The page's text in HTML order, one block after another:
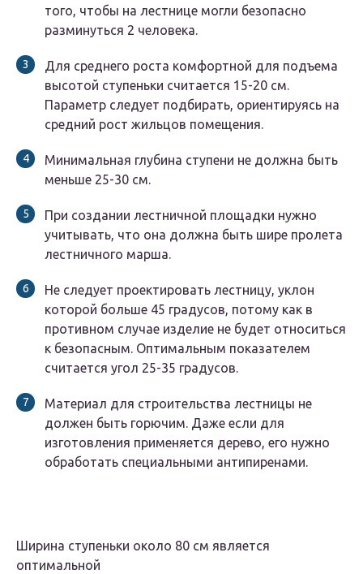
того, чтобы на лестнице могли безопасно
разминуться 2 человека.
Для среднего роста комфортной для подъема
высотой ступеньки считается 15-20 см.
Параметр следует подбирать, ориентируясь на
средний рост жильцов помещения.
Минимальная глубина ступени не должна быть
меньше 25-30 см.
При создании лестничной площадки нужно
учитывать, что она должна быть шире пролета
лестничного марша.
Не следует проектировать лестницу, уклон
которой больше 45 градусов, потому как в
противном случае изделие не будет относиться
к безопасным. Оптимальным показателем
считается угол 25-35 градусов.
Материал для строительства лестницы не
должен быть горючим. Даже если для
изготовления применяется дерево, его нужно
обработать специальными антипиренами.
Ширина ступеньки около 80 см является
оптимальной